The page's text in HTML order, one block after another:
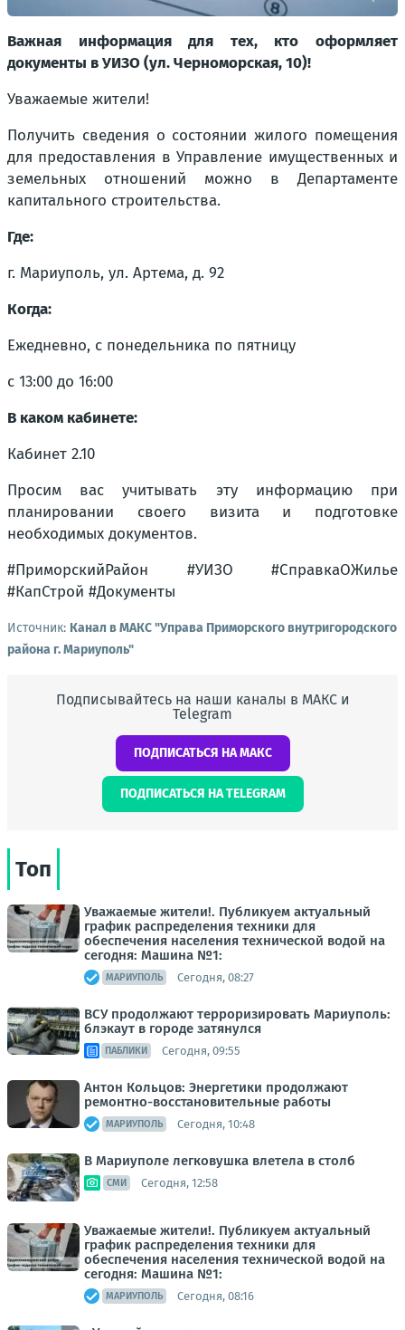
Важная информация для тех, кто оформляет
документы в УИЗО (ул. Черноморская, 10)!
Уважаемые жители!
Получить сведения о состоянии жилого помещения
для предоставления в Управление имущественных и
земельных отношений можно в Департаменте
капитального строительства.
Где:
г. Мариуполь, ул. Артема, д. 92
Когда:
Ежедневно, с понедельника по пятницу
с 13:00 до 16:00
В каком кабинете:
Кабинет 2.10
Просим вас учитывать эту информацию при
планировании своего визита и подготовке
необходимых документов.
#ПриморскийРайон #УИЗО #СправкаОЖилье
#КапСтрой #Документы
Источник: Канал в МАКС "Управа Приморского внутригородского
района г. Мариуполь"
Подписывайтесь на наши каналы в МАКС и
Telegram
ПОДПИСАТЬСЯ НА МАКС
ПОДПИСАТЬСЯ НА TELEGRAM
Топ
Уважаемые жители!. Публикуем актуальный
график распределения техники для
обеспечения населения технической водой на
сегодня: Машина №1:
МАРИУПОЛЬ Сегодня, 08:27
ВСУ продолжают терроризировать Мариуполь:
блэкаут в городе затянулся
ПАБЛИКИ Сегодня, 09:55
Антон Кольцов: Энергетики продолжают
ремонтно-восстановительные работы
МАРИУПОЛЬ Сегодня, 10:48
В Мариуполе легковушка влетела в столб
СМИ Сегодня, 12:58
Уважаемые жители!. Публикуем актуальный
график распределения техники для
обеспечения населения технической водой на
сегодня: Машина №1:
МАРИУПОЛЬ Сегодня, 08:16